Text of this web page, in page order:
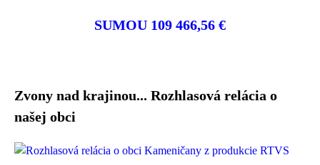
SUMOU 109 466,56 €
Zvony nad krajinou... Rozhlasová relácia o
našej obci